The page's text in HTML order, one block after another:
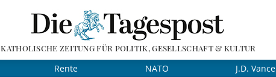
KATHOLISCHE ZEITUNG FÜR POLITIK, GESELLSCHAFT & KULTUR
Rente NATO J.D. Vance